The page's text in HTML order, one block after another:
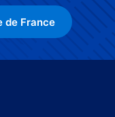
de France